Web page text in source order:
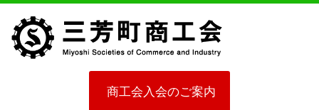
商工会入会のご案内